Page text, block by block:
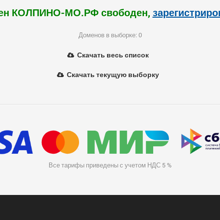
КОЛПИНО-МО.РФ свободен,
Доменов в выборке: 0
Скачать весь список
Скачать текущую выборку
Все тарифы приведены с учетом НДС 5 %